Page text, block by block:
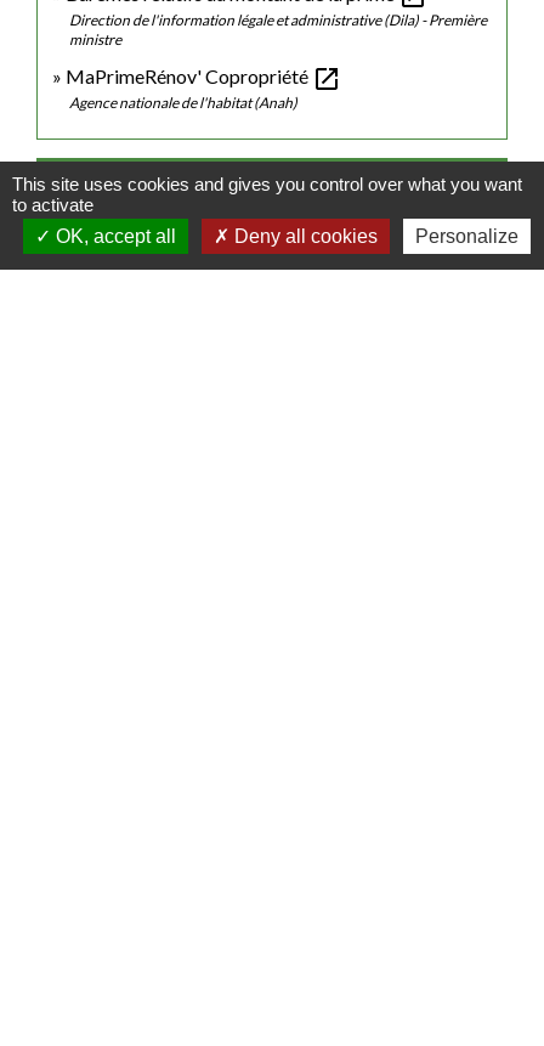
Direction de l'information légale et administrative (Dila) - Première
ministre
MaPrimeRénov' Copropriété open_in_new
Agence nationale de l'habitat (Anah)
Comment faire si...
J'achète un logement
This site uses cookies and gives you control over what you want
to activate
OK, accept all
Deny all cookies Personalize